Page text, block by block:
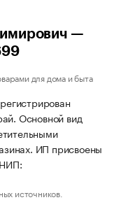
—
для дома и быта
Основной вид
ИП присвоены
источников.